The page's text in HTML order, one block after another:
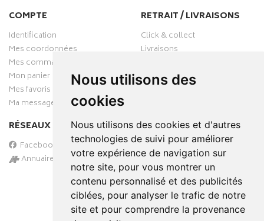
Nous utilisons des
cookies
Nous utilisons des cookies et d'autres
technologies de suivi pour améliorer
votre expérience de navigation sur
notre site, pour vous montrer un
contenu personnalisé et des publicités
ciblées, pour analyser le trafic de notre
site et pour comprendre la provenance
COMPTE
Identification
Mes coordonnées
Mes commandes
Mon panier
Mes favoris
Ma messagerie
RÉSEAUX SOCIAUX
Facebook
Annuaire des pharmacies
RETRAIT / LIVRAISONS
Click & collect
Livraisons
PAIEMENT SÉCURISÉ